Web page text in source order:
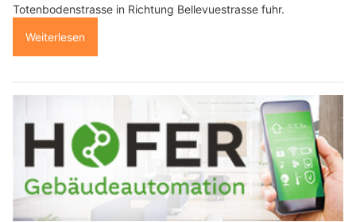
Totenbodenstrasse in Richtung Bellevuestrasse fuhr.
Weiterlesen